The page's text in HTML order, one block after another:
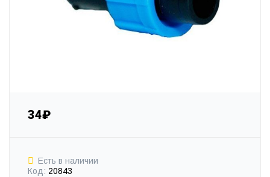
34₽
Есть в наличии
Код: 20843